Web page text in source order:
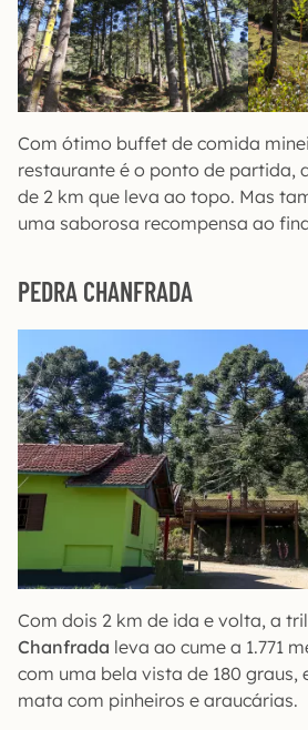
Com ótimo buffet de comida
restaurante é o ponto de partida,
de 2 km que leva ao topo. Mas
uma saborosa recompensa ao
PEDRA CHANFRADA
Com dois 2 km de ida e volta, a
Chanfrada leva ao cume a 1.771
com uma bela vista de 180 graus,
mata com pinheiros e araucárias.